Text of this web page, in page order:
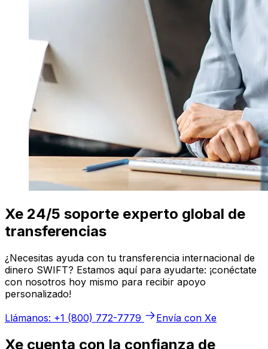
Xe 24/5 soporte experto global de
transferencias
¿Necesitas ayuda con tu transferencia internacional de
dinero SWIFT? Estamos aquí para ayudarte: ¡conéctate
con nosotros hoy mismo para recibir apoyo
personalizado!
Llámanos: +1 (800) 772-7779
Envía con Xe
Xe cuenta con la confianza de